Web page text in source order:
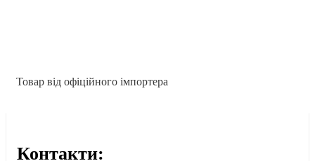
Товар від офіційного імпортера
Контакти: